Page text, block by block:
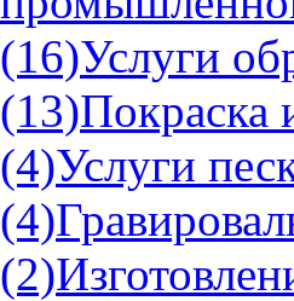
(16)Услуги
(13)Покраска
(4)Услуги
(4)
(2)